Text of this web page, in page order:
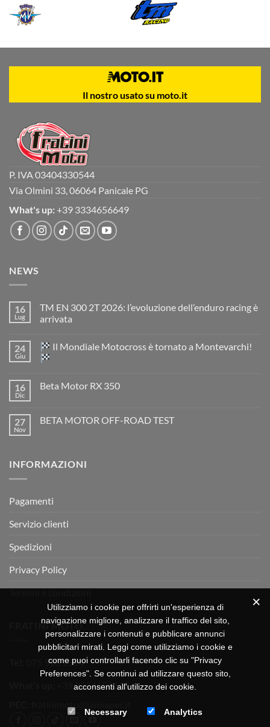
Il nostro usato su moto.it
P. IVA 03404330544
Via Olmini 33, 06064 Panicale PG
What's up: +39 3334656649
NEWS
16
Lug
TM EN 300 2T 2026: l’evoluzione dell’enduro racing è
arrivata
su
TM
EN
2026:
è
arrivata
24
Giu
Il Mondiale Motocross è tornato a Montevarchi!
su
Motocross
è
16
Dic
Beta Motor RX 350
Beta
27
Nov
BETA MOTOR OFF-ROAD TEST
MOTOR
INFORMAZIONI
Pagamenti
Servizio clienti
Spedizioni
Privacy Policy
Termini e condizioni
FRATINI MOTO
075 518 1504
+39 3334656649
Utilizziamo i cookie per offrirti un'esperienza di
navigazione migliore, analizzare il traffico del sito,
personalizzare i contenuti e pubblicare annunci
pubblicitari mirati. Leggi come utilizziamo i cookie e
come puoi controllarli facendo clic su "Privacy
Preferences". Se continui ad utilizzare questo sito,
acconsenti all'utilizzo dei cookie.
Necessary Analytics